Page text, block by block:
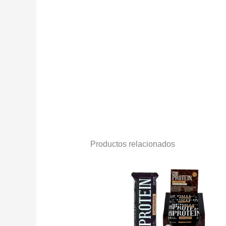
Productos relacionados